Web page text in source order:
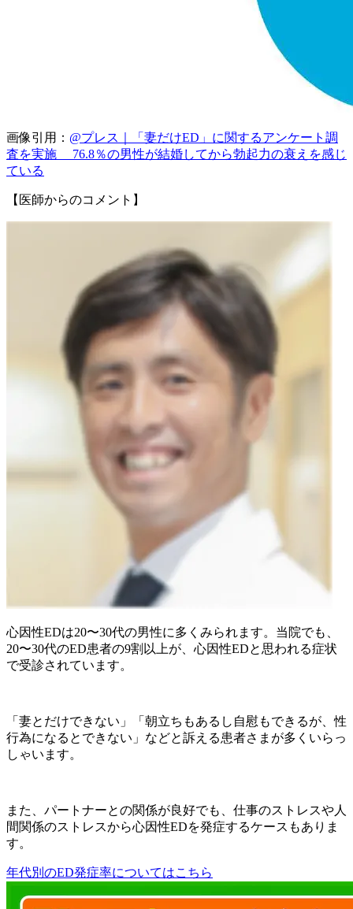
画像引用： @プレス｜「妻だけED」に関するアンケート調
査を実施 76.8％の男性が結婚してから勃起力の衰えを感じ
ている
【医師からのコメント】
心因性EDは20〜30代の男性に多くみられます。当院でも、
20〜30代のED患者の9割以上が、心因性EDと思われる症状
で受診されています。
「妻とだけできない」「朝立ちもあるし自慰もできるが、性
行為になるとできない」などと訴える患者さまが多くいらっ
しゃいます。
また、パートナーとの関係が良好でも、仕事のストレスや人
間関係のストレスから心因性EDを発症するケースもありま
す。
年代別のED発症率についてはこちら